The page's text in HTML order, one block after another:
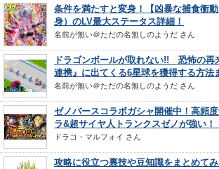
条件を満たすと変身！【凶暴な捕食衝
身）のLV最大ステータス詳細！
名前が無い＠ただの名無しのようだ さん
ドラゴンボールが取れない!! 恐怖の再
連携』に出てくる6星球を獲得する方法
名前が無い＠ただの名無しのようだ さん
ゼノバースコラボガシャ開催中！高頻
ラ&超サイヤ人トランクスゼノが強い！
ドラコ・マルフォイ さん
攻略に役立つ裏技や豆知識をまとめて